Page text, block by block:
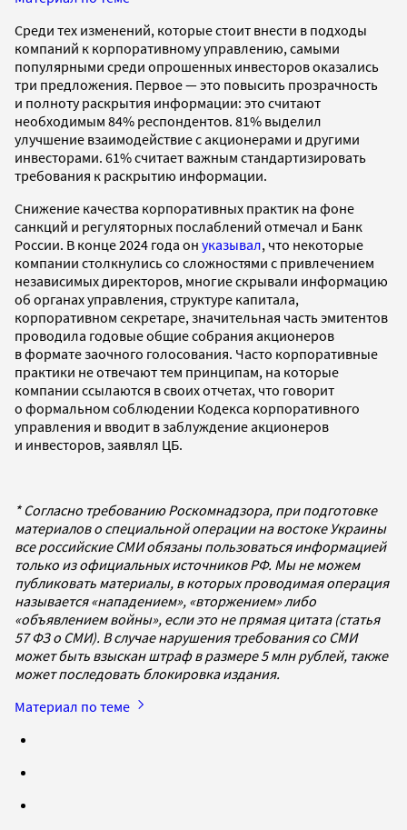
Среди тех изменений, которые стоит внести в подходы
компаний к корпоративному управлению, самыми
популярными среди опрошенных инвесторов оказались
три предложения. Первое — это повысить прозрачность
и полноту раскрытия информации: это считают
необходимым 84% респондентов. 81% выделил
улучшение взаимодействие с акционерами и другими
инвесторами. 61% считает важным стандартизировать
требования к раскрытию информации.
Снижение качества корпоративных практик на фоне
санкций и регуляторных послаблений отмечал и Банк
России. В конце 2024 года он указывал, что некоторые
компании столкнулись со сложностями с привлечением
независимых директоров, многие скрывали информацию
об органах управления, структуре капитала,
корпоративном секретаре, значительная часть эмитентов
проводила годовые общие собрания акционеров
в формате заочного голосования. Часто корпоративные
практики не отвечают тем принципам, на которые
компании ссылаются в своих отчетах, что говорит
о формальном соблюдении Кодекса корпоративного
управления и вводит в заблуждение акционеров
и инвесторов, заявлял ЦБ.
* Согласно требованию Роскомнадзора, при подготовке
материалов о специальной операции на востоке Украины
все российские СМИ обязаны пользоваться информацией
только из официальных источников РФ. Мы не можем
публиковать материалы, в которых проводимая операция
называется «нападением», «вторжением» либо
«объявлением войны», если это не прямая цитата (статья
57 ФЗ о СМИ). В случае нарушения требования со СМИ
может быть взыскан штраф в размере 5 млн рублей, также
может последовать блокировка издания.
Материал по теме